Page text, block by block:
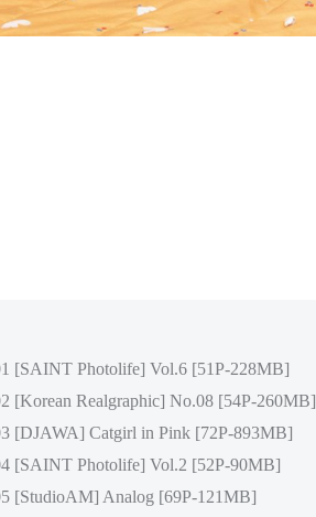
[SAINT Photolife] Vol.6 [51P-228MB]
[Korean Realgraphic] No.08 [54P-260MB]
[DJAWA] Catgirl in Pink [72P-893MB]
[SAINT Photolife] Vol.2 [52P-90MB]
[StudioAM] Analog [69P-121MB]